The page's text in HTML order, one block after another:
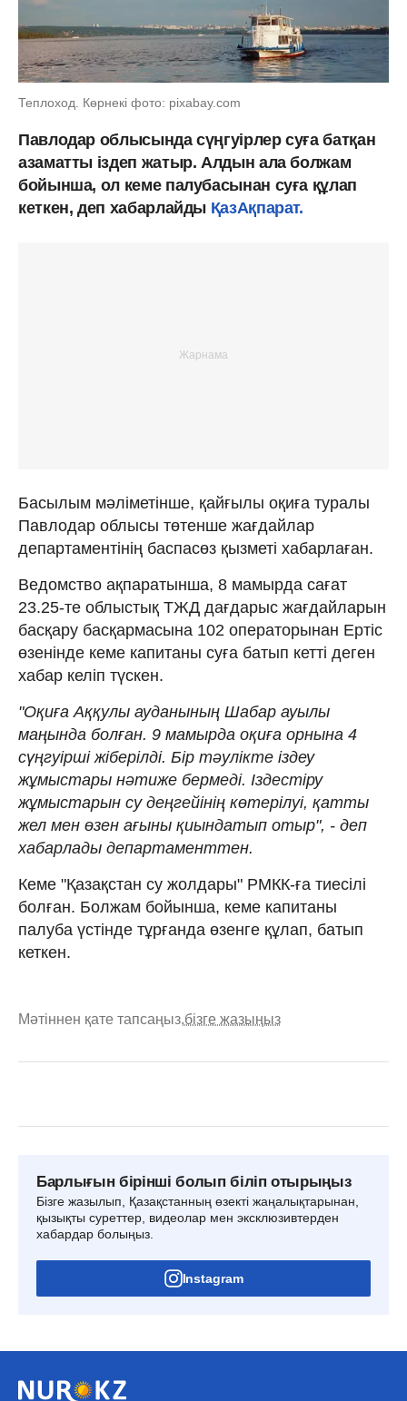
Теплоход. Көрнекі фото: pixabay.com
Павлодар облысында сүңгуірлер суға батқан
азаматты іздеп жатыр. Алдын ала болжам
бойынша, ол кеме палубасынан суға құлап
кеткен, деп хабарлайды ҚазАқпарат.
Басылым мәліметінше, қайғылы оқиға туралы
Павлодар облысы төтенше жағдайлар
департаментінің баспасөз қызметі хабарлаған.
Ведомство ақпаратынша, 8 мамырда сағат
23.25-те облыстық ТЖД дағдарыс жағдайларын
басқару басқармасына 102 операторынан Ертіс
өзенінде кеме капитаны суға батып кетті деген
хабар келіп түскен.
"Оқиға Аққулы ауданының Шабар ауылы
маңында болған. 9 мамырда оқиға орнына 4
сүңгуірші жіберілді. Бір тәулікте іздеу
жұмыстары нәтиже бермеді. Іздестіру
жұмыстарын су деңгейінің көтерілуі, қатты
жел мен өзен ағыны қиындатып отыр", - деп
хабарлады департаменттен.
Кеме "Қазақстан су жолдары" РМКК-ға тиесілі
болған. Болжам бойынша, кеме капитаны
палуба үстінде тұрғанда өзенге құлап, батып
кеткен.
Мәтіннен қате тапсаңыз,бізге жазыңыз
Барлығын бірінші болып біліп отырыңыз
Бізге жазылып, Қазақстанның өзекті жаңалықтарынан,
қызықты суреттер, видеолар мен эксклюзивтерден
хабардар болыңыз.
Instagram